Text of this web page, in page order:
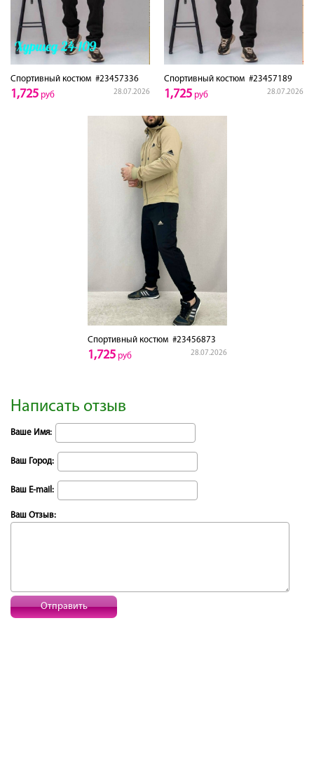
Спортивный костюм #23457336
28.07.2026
1,725 руб
Спортивный костюм #23457189
28.07.2026
1,725 руб
Спортивный костюм#23456873
28.07.2026
1,725руб
Написать отзыв
Ваше Имя:
Ваш Город:
Ваш E-mail:
Ваш Отзыв:
Отправить